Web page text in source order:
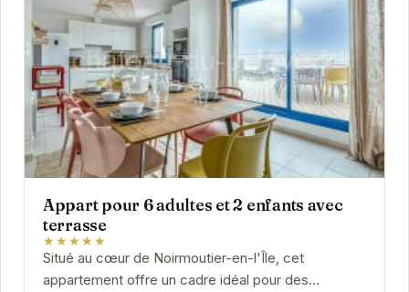
Appart pour 6 adultes et 2 enfants avec
terrasse
★★★★★
Situé au cœur de Noirmoutier-en-l'Île, cet
appartement offre un cadre idéal pour des